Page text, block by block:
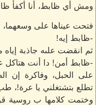
ومش أي ظابط، أنا أكفأ
فتحت عيناها على وسعهما،
-ظابط إيه!
ثم انقضت علىه جاذبة
-ظابط أمن! دا أنت هتاكل
على الحبل، وفاكرة إن
تطلع بتشتغلني يا عرة!،
وختمت كلامها ب روسية